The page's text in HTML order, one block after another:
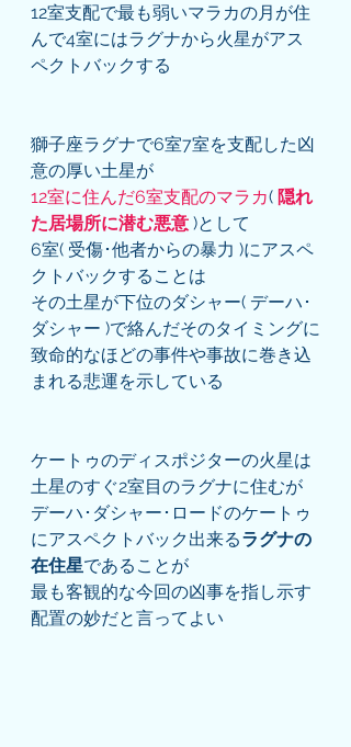
12室支配で最も弱いマラカの月が住
んで4室にはラグナから火星がアス
ペクトバックする
獅子座ラグナで6室7室を支配した凶
意の厚い土星が
12室に住んだ6室支配のマラカ( 隠れ
た居場所に潜む悪意 )として
6室( 受傷･他者からの暴力 )にアスペ
クトバックすることは
その土星が下位のダシャー( デーハ･
ダシャー )で絡んだそのタイミングに
致命的なほどの事件や事故に巻き込
まれる悲運を示している
ケートゥのディスポジターの火星は
土星のすぐ2室目のラグナに住むが
デーハ･ダシャー･ロードのケートゥ
にアスペクトバック出来るラグナの
在住星であることが
最も客観的な今回の凶事を指し示す
配置の妙だと言ってよい